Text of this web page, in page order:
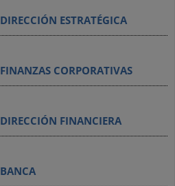
DIRECCIÓN ESTRATÉGICA
FINANZAS CORPORATIVAS
DIRECCIÓN FINANCIERA
BANCA